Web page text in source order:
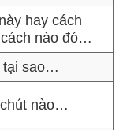
hay cách
nào đó…
tại sao…
nào…